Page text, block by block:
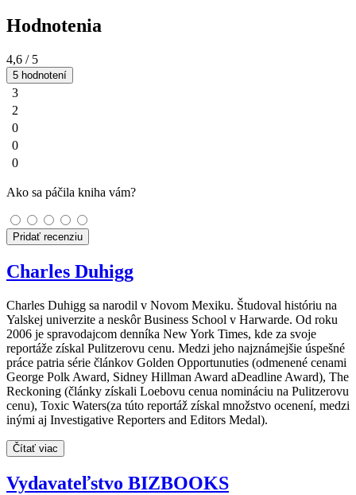
Hodnotenia
4,6 / 5
5 hodnotení
3
2
0
0
0
Ako sa páčila kniha vám?
Pridať recenziu
Charles Duhigg
Charles Duhigg sa narodil v Novom Mexiku. Študoval históriu na
Yalskej univerzite a neskôr Business School v Harwarde. Od roku
2006 je spravodajcom denníka New York Times, kde za svoje
reportáže získal Pulitzerovu cenu. Medzi jeho najznámejšie úspešné
práce patria série článkov Golden Opportunuties (odmenené cenami
George Polk Award, Sidney Hillman Award aDeadline Award), The
Reckoning (články získali Loebovu cenua nomináciu na Pulitzerovu
cenu), Toxic Waters(za túto reportáž získal množstvo ocenení, medzi
inými aj Investigative Reporters and Editors Medal).
Čítať viac
Vydavateľstvo BIZBOOKS